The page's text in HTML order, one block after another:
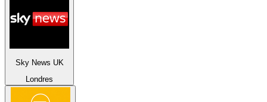
Sky News UK
Londres